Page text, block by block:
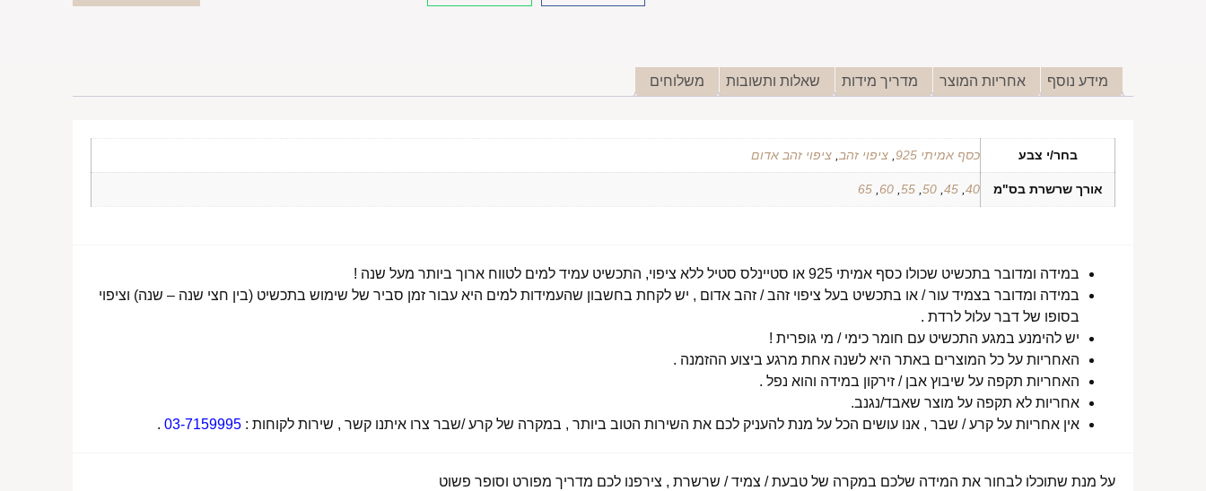
מידע נוסף אחריות המוצר מדריך מידות שאלות ותשובות משלוחים
בחר/י צבע כסף אמיתי 925 , ציפוי זהב ציפוי זהב אדום
אורך שרשרת בס"מ 40
,
45
,
50
,
55
,
60
,
65
במידה ומדובר בתכשיט שכולו כסף אמיתי 925 או סטיינלס סטיל ללא ציפוי, התכשיט עמיד למים לטווח ארוך ביותר מעל שנה !
במידה ומדובר בצמיד עור / או בתכשיט בעל ציפוי זהב / זהב אדום , יש לקחת בחשבון שהעמידות למים היא עבור זמן סביר של שימוש בתכשיט (בין חצי שנה – שנה) וציפוי
בסופו של דבר עלול לרדת .
יש להימנע במגע התכשיט עם חומר כימי / מי גופרית !
האחריות על כל המוצרים באתר היא לשנה אחת מרגע ביצוע ההזמנה .
האחריות תקפה על שיבוץ אבן / זירקון במידה והוא נפל .
אחריות לא תקפה על מוצר שאבד/נגנב.
אין אחריות על קרע / שבר , אנו עושים הכל על מנת להעניק לכם את השירות הטוב ביותר , במקרה של קרע /שבר צרו איתנו קשר , שירות לקוחות : 03-7159995
.
על מנת שתוכלו לבחור את המידה שלכם במקרה של טבעת / צמיד / שרשרת , צירפנו לכם מדריך מפורט וסופר פשוט